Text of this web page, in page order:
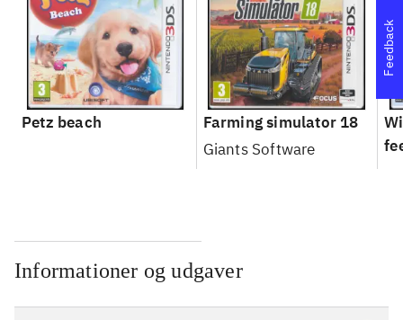
Petz beach
Farming simulator 18
Giants Software
Informationer og udgaver
Feedback